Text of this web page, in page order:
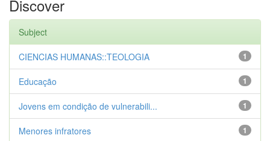
Discover
Subject
1
CIENCIAS HUMANAS::TEOLOGIA
1
Educação
1
Jovens em condição de vulnerabili...
1
Menores infratores